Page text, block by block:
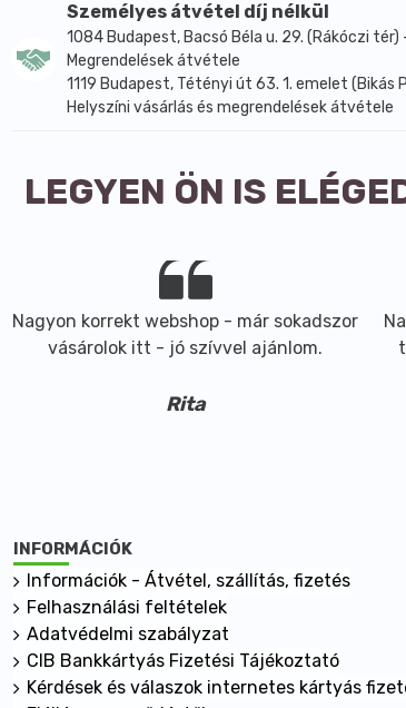
Személyes átvétel díj nélkül
1084 Budapest, Bacsó Béla u. 29. (Rákóczi tér)
Megrendelések átvétele
1119 Budapest, Tétényi út 63. 1. emelet (Bikás
Helyszíni vásárlás és megrendelések átvétele
LEGYEN ÖN IS
Nagyon korrekt webshop - már sokadszor
vásárolok itt - jó szívvel ajánlom.
Rita
INFORMÁCIÓK
Információk - Átvétel, szállítás, fizetés
Felhasználási feltételek
Adatvédelmi szabályzat
CIB Bankkártyás Fizetési Tájékoztató
Kérdések és válaszok internetes kártyás